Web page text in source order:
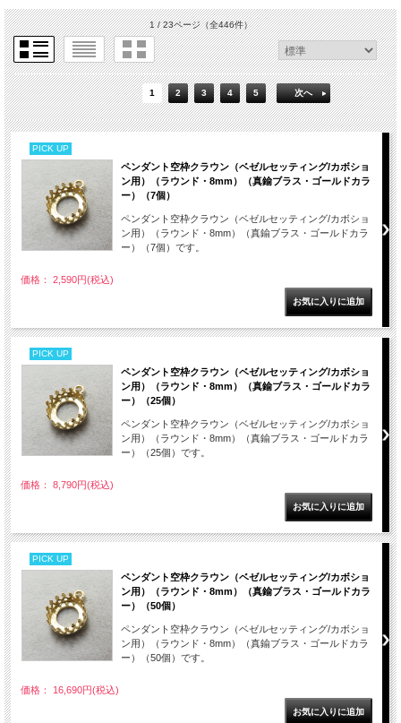
1 / 23ページ（全446件）
1 2 3 4 5 次へ
PICK UP
ペンダント空枠クラウン（ベゼルセッティング/カボショ
ン用）（ラウンド・8mm）（真鍮ブラス・ゴールドカラ
ー）（7個）
ペンダント空枠クラウン（ベゼルセッティング/カボショ
ン用）（ラウンド・8mm）（真鍮ブラス・ゴールドカラ
ー）（7個）です。
価格： 2,590円(税込)
PICK UP
ペンダント空枠クラウン（ベゼルセッティング/カボショ
ン用）（ラウンド・8mm）（真鍮ブラス・ゴールドカラ
ー）（25個）
ペンダント空枠クラウン（ベゼルセッティング/カボショ
ン用）（ラウンド・8mm）（真鍮ブラス・ゴールドカラ
ー）（25個）です。
価格： 8,790円(税込)
PICK UP
ペンダント空枠クラウン（ベゼルセッティング/カボショ
ン用）（ラウンド・8mm）（真鍮ブラス・ゴールドカラ
ー）（50個）
ペンダント空枠クラウン（ベゼルセッティング/カボショ
ン用）（ラウンド・8mm）（真鍮ブラス・ゴールドカラ
ー）（50個）です。
価格： 16,690円(税込)